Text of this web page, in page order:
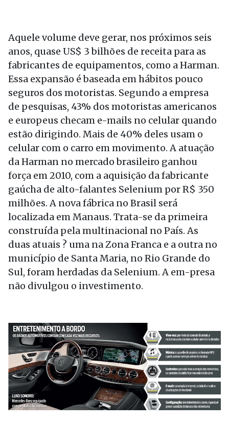
Aquele volume deve gerar, nos próximos seis
anos, quase US$ 3 bilhões de receita para as
fabricantes de equipamentos, como a Harman.
Essa expansão é baseada em hábitos pouco
seguros dos motoristas. Segundo a empresa
de pesquisas, 43% dos motoristas americanos
e europeus checam e-mails no celular quando
estão dirigindo. Mais de 40% deles usam o
celular com o carro em movimento. A atuação
da Harman no mercado brasileiro ganhou
força em 2010, com a aquisição da fabricante
gaúcha de alto-falantes Selenium por R$ 350
milhões. A nova fábrica no Brasil será
localizada em Manaus. Trata-se da primeira
construída pela multinacional no País. As
duas atuais ? uma na Zona Franca e a outra no
município de Santa Maria, no Rio Grande do
Sul, foram herdadas da Selenium. A em-presa
não divulgou o investimento.